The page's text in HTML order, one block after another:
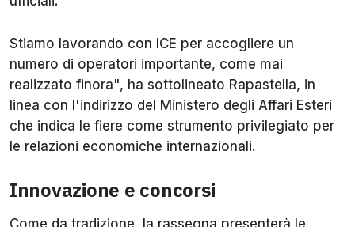
Stiamo lavorando con ICE per accogliere un
numero di operatori importante, come mai
realizzato finora", ha sottolineato Rapastella, in
linea con l'indirizzo del Ministero degli Affari Esteri
che indica le fiere come strumento privilegiato per
le relazioni economiche internazionali.
Innovazione e concorsi
Come da tradizione, la rassegna presenterà le